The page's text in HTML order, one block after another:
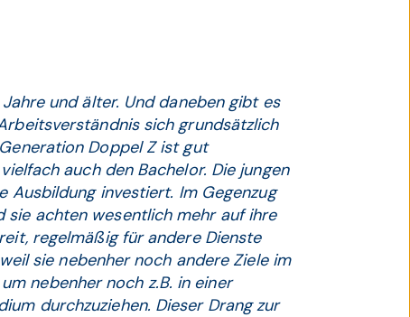
und älter. Und daneben gibt es
sich grundsätzlich
Doppel Z ist gut
auch den Bachelor. Die jungen
investiert. Im Gegenzug
sie achten wesentlich mehr auf ihre
regelmäßig für andere Dienste
sie nebenher noch andere Ziele im
nebenher noch z.B. in einer
durchzuziehen. Dieser Drang zur